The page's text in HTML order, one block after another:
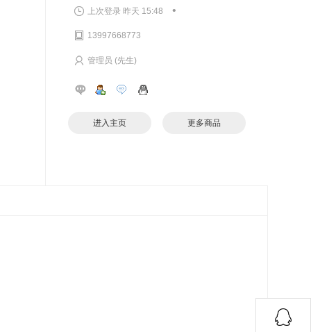
上次登录 昨天 15:48 •
13997668773
管理员 (先生)
进入主页 更多商品